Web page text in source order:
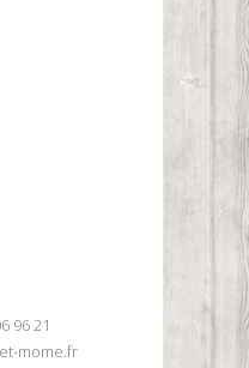
96 21
mome.fr